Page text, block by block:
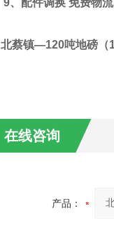
9、配件调换 免费物流
北蔡镇—120吨地磅（
在线咨询
产品：